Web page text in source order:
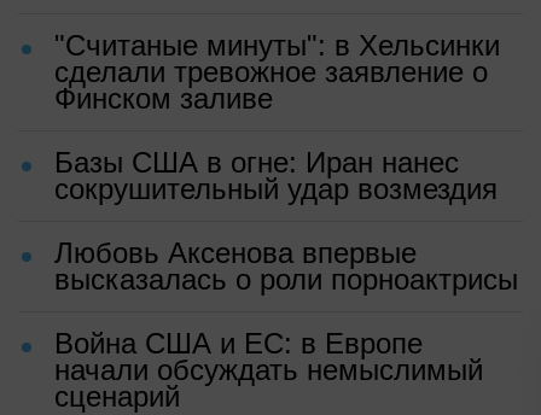
"Считаные минуты": в Хельсинки
сделали тревожное заявление о
Финском заливе
Базы США в огне: Иран нанес
сокрушительный удар возмездия
Любовь Аксенова впервые
высказалась о роли порноактрисы
Война США и ЕС: в Европе
начали обсуждать немыслимый
сценарий